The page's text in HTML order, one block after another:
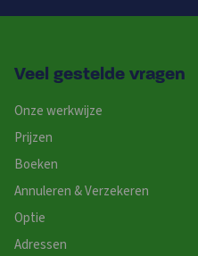
Veel gestelde vragen
Onze werkwijze
Prijzen
Boeken
Annuleren & Verzekeren
Optie
Adressen